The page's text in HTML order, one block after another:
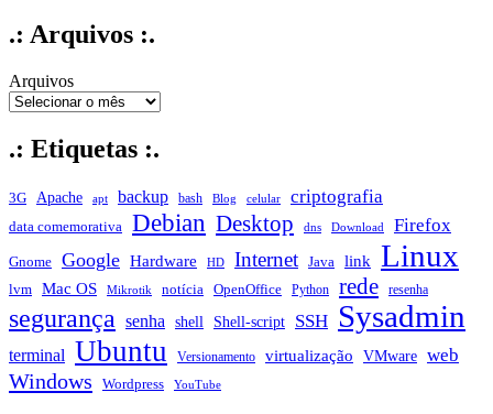
.: Arquivos :.
Arquivos
.: Etiquetas :.
3G Apache apt backup bash Blog celular criptografia
data comemorativa Debian Desktop dns Download Firefox
Gnome Google Hardware HD Internet Java link Linux
lvm Mac OS Mikrotik notícia OpenOffice Python rede resenha
segurança senha shell Shell-script SSH Sysadmin
terminal Ubuntu Versionamento virtualização VMware web
Windows Wordpress YouTube